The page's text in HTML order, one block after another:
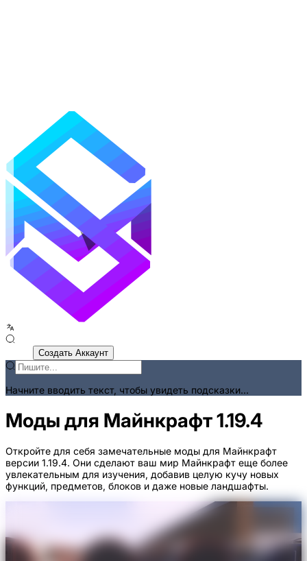
Создать Аккаунт
Начните вводить текст, чтобы увидеть подсказки...
Моды для Майнкрафт 1.19.4
Откройте для себя замечательные моды для Майнкрафт
версии 1.19.4. Они сделают ваш мир Майнкрафт еще более
увлекательным для изучения, добавив целую кучу новых
функций, предметов, блоков и даже новые ландшафты.